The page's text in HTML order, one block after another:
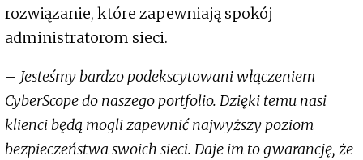
rozwiązanie, które zapewniają spokój
administratorom sieci.
– Jesteśmy bardzo podekscytowani włączeniem
CyberScope do naszego portfolio. Dzięki temu nasi
klienci będą mogli zapewnić najwyższy poziom
bezpieczeństwa swoich sieci. Daje im to gwarancję, że